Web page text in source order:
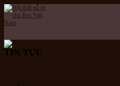
Skip
content
TIN TỨC